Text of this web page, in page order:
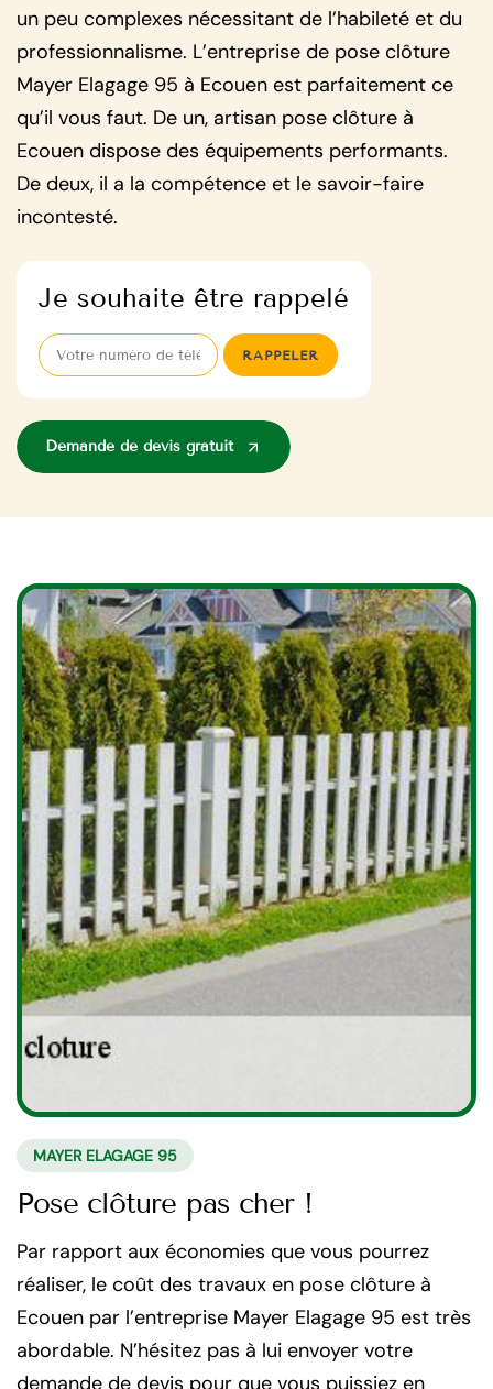
un peu complexes nécessitant de l’habileté et du
professionnalisme. L’entreprise de pose clôture
Mayer Elagage 95 à Ecouen est parfaitement ce
qu’il vous faut. De un, artisan pose clôture à
Ecouen dispose des équipements performants.
De deux, il a la compétence et le savoir-faire
incontesté.
Je souhaite être rappelé
Demande de devis gratuit
MAYER ELAGAGE 95
Pose clôture pas cher !
Par rapport aux économies que vous pourrez
réaliser, le coût des travaux en pose clôture à
Ecouen par l’entreprise Mayer Elagage 95 est très
abordable. N’hésitez pas à lui envoyer votre
demande de devis pour que vous puissiez en